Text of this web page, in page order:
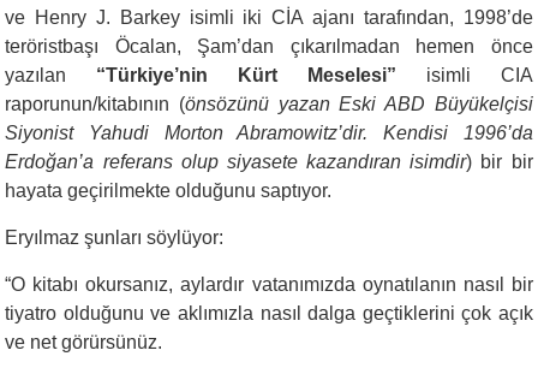
ve Henry J. Barkey isimli iki CİA ajanı tarafından, 1998’de
teröristbaşı Öcalan, Şam’dan çıkarılmadan hemen önce
yazılan “Türkiye’nin Kürt Meselesi” isimli CIA
raporunun/kitabının (önsözünü yazan Eski ABD Büyükelçisi
Siyonist Yahudi Morton Abramowitz’dir. Kendisi 1996’da
Erdoğan’a referans olup siyasete kazandıran isimdir) bir bir
hayata geçirilmekte olduğunu saptıyor.
Eryılmaz şunları söylüyor:
“O kitabı okursanız, aylardır vatanımızda oynatılanın nasıl bir
tiyatro olduğunu ve aklımızla nasıl dalga geçtiklerini çok açık
ve net görürsünüz.